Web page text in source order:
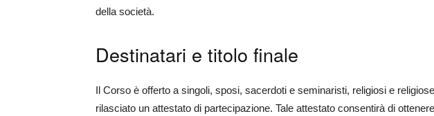
della società.
Destinatari e titolo finale
Il Corso è offerto a singoli, sposi, sacerdoti e seminaristi, religiosi e
rilasciato un attestato di partecipazione. Tale attestato consentirà di